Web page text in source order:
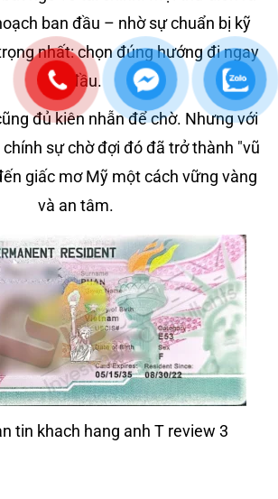
ban đầu – nhờ sự chuẩn bị kỹ
nhất: chọn đúng hướng đi ngay
từ đầu.
đủ kiên nhẫn để chờ. Nhưng với
chính sự chờ đợi đó đã trở thành "vũ
giấc mơ Mỹ một cách vững vàng
và an tâm.
tin khach hang anh T review 3